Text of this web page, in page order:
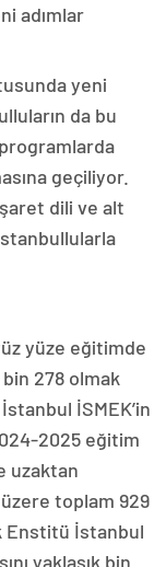
adımlar
yeni
da bu
geçiliyor.
dili ve alt
yüze eğitimde
278 olmak
İSMEK’in
2025 eğitim
uzaktan
toplam 929
Enstitü İstanbul
yaklaşık bin